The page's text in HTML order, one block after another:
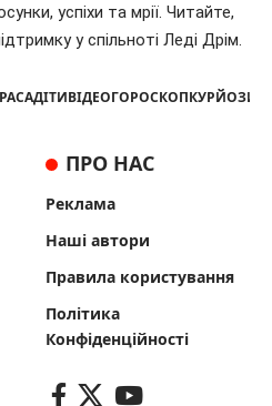
успіхи та мрії. Читайте,
у спільноті Леді Дрім.
ДІТИВІДЕОГОРОСКОПКУРЙОЗИ
ПРО НАС
Реклама
Наші автори
Правила користування
Політика
Конфіденційності